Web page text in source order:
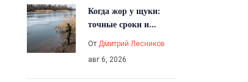
Когда жор у щуки:
точные сроки и
ловли в 2026 году
От Дмитрий Лесников
авг 6, 2026